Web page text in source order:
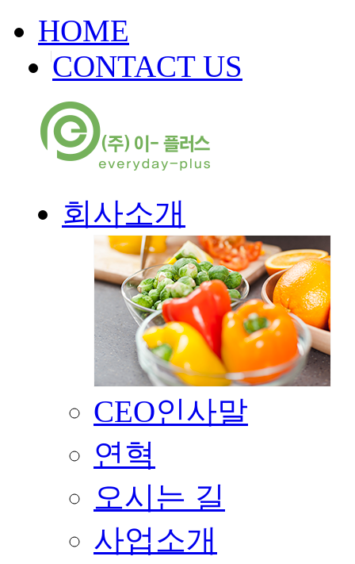
HOME
|CONTACT US
회사소개
CEO인사말
연혁
오시는 길
사업소개